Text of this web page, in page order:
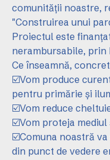
comunității noastre,
"Construirea unui
Proiectul este
nerambursabile, prin
Ce înseamnă,
☑️Vom produce
pentru primărie și
☑️Vom reduce
☑️Vom proteja mediul
☑️Comuna noastră
din punct de vedere